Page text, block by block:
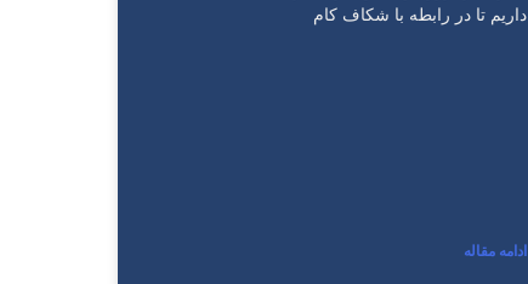
داریم تا در رابطه با شکاف کام
ادامه مقاله